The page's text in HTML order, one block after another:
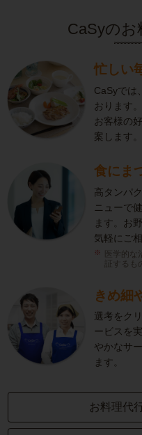
CaSyのお
忙しい
CaSyでは
おります
お客様の
案します。
食にま
高タンパ
ニューで
ます。お
気軽にご
医学的な
証するも
きめ細
選考をク
ービスを
やかなサ
ます。
お料理代